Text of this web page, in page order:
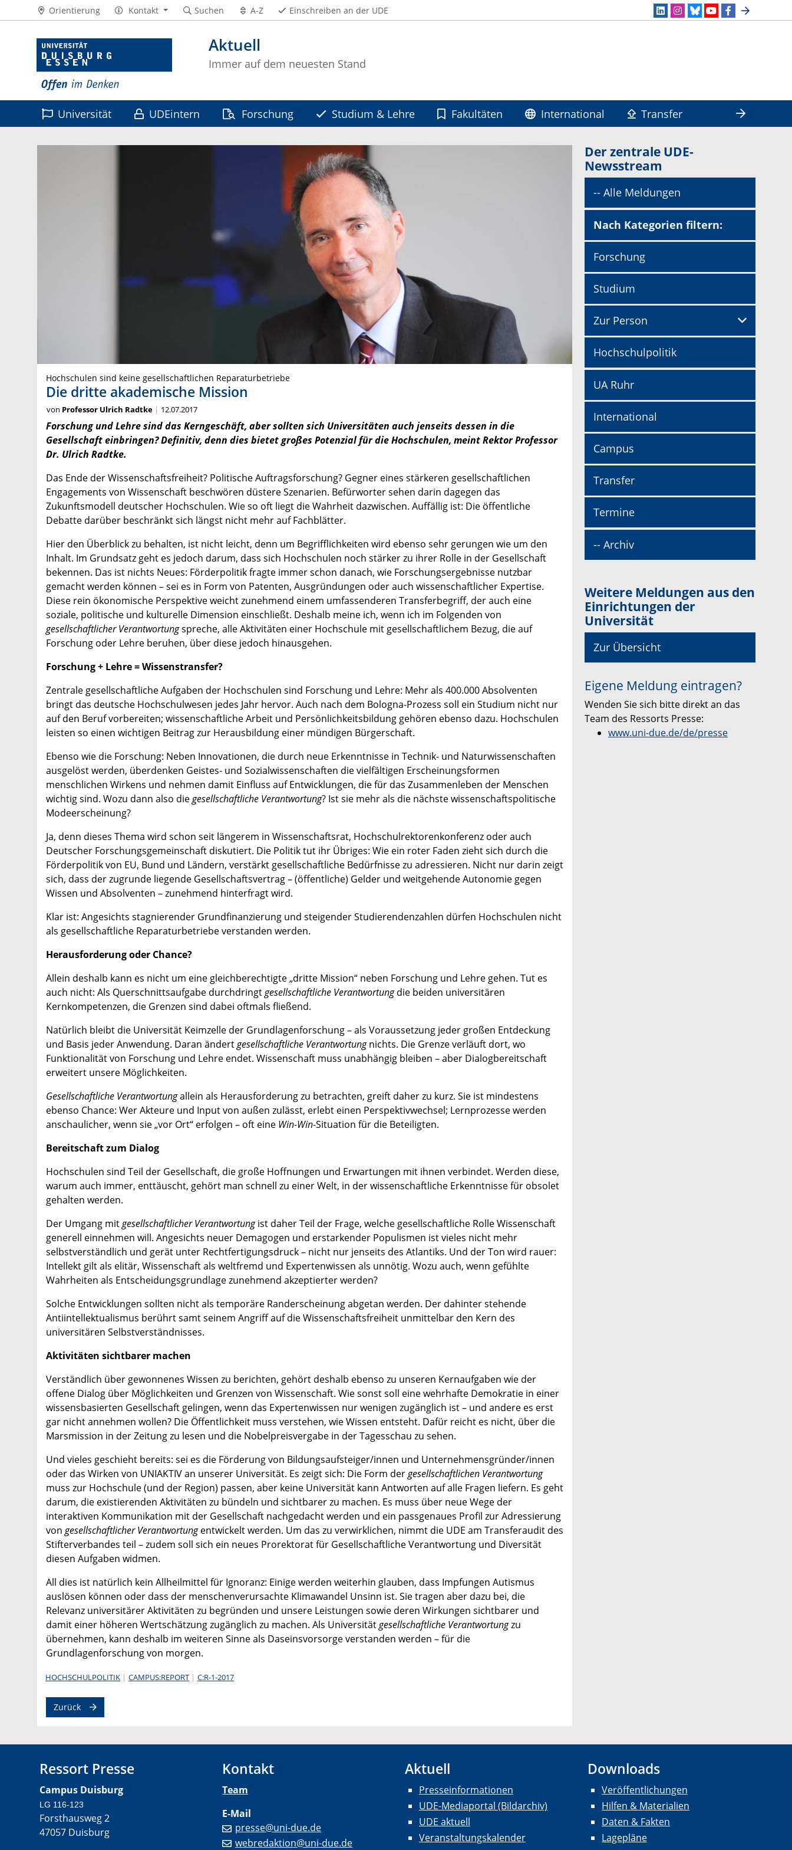
Aktuell
Immer auf dem neuesten Stand
Orientierung Kontakt Suchen A-Z Einschreiben an der UDE
Universität UDEintern Forschung Studium & Lehre Fakultäten International
Transfer
Hochschulen sind keine gesellschaftlichen Reparaturbetriebe
Die dritte akademische Mission
von Professor Ulrich Radtke 12.07.2017
Forschung und Lehre sind das Kerngeschäft, aber sollten sich Universitäten auch jenseits dessen in die
Gesellschaft einbringen? Definitiv, denn dies bietet großes Potenzial für die Hochschulen, meint Rektor Professor
Dr. Ulrich Radtke.
Das Ende der Wissenschaftsfreiheit? Politische Auftragsforschung? Gegner eines stärkeren gesellschaftlichen
Engagements von Wissenschaft beschwören düstere Szenarien. Befürworter sehen darin dagegen das
Zukunftsmodell deutscher Hochschulen. Wie so oft liegt die Wahrheit dazwischen. Auffällig ist: Die öffentliche
Debatte darüber beschränkt sich längst nicht mehr auf Fachblätter.
Hier den Überblick zu behalten, ist nicht leicht, denn um Begrifflichkeiten wird ebenso sehr gerungen wie um den
Inhalt. Im Grundsatz geht es jedoch darum, dass sich Hochschulen noch stärker zu ihrer Rolle in der Gesellschaft
bekennen. Das ist nichts Neues: Förderpolitik fragte immer schon danach, wie Forschungsergebnisse nutzbar
gemacht werden können – sei es in Form von Patenten, Ausgründungen oder auch wissenschaftlicher Expertise.
Diese rein ökonomische Perspektive weicht zunehmend einem umfassenderen Transferbegriff, der auch eine
soziale, politische und kulturelle Dimension einschließt. Deshalb meine ich, wenn ich im Folgenden von
gesellschaftlicher Verantwortungspreche, alle Aktivitäten einer Hochschule mit gesellschaftlichem Bezug, die auf
Forschung oder Lehre beruhen, über diese jedoch hinausgehen.
Forschung + Lehre = Wissenstransfer?
Zentrale gesellschaftliche Aufgaben der Hochschulen sind Forschung und Lehre: Mehr als 400.000 Absolventen
bringt das deutsche Hochschulwesen jedes Jahr hervor. Auch nach dem Bologna-Prozess soll ein Studium nicht nur
auf den Beruf vorbereiten; wissenschaftliche Arbeit und Persönlichkeitsbildung gehören ebenso dazu. Hochschulen
leisten so einen wichtigen Beitrag zur Herausbildung einer mündigen Bürgerschaft.
Ebenso wie die Forschung: Neben Innovationen, die durch neue Erkenntnisse in Technik- und Naturwissenschaften
ausgelöst werden, überdenken Geistes- und Sozialwissenschaften die vielfältigen Erscheinungsformen
menschlichen Wirkens und nehmen damit Einfluss auf Entwicklungen, die für das Zusammenleben der Menschen
wichtig sind. Wozu dann also diegesellschaftliche Verantwortung? Ist sie mehr als die nächste wissenschaftspolitische
Modeerscheinung?
Ja, denn dieses Thema wird schon seit längerem in Wissenschaftsrat, Hochschulrektorenkonferenz oder auch
Deutscher Forschungsgemeinschaft diskutiert. Die Politik tut ihr Übriges: Wie ein roter Faden zieht sich durch die
Förderpolitik von EU, Bund und Ländern, verstärkt gesellschaftliche Bedürfnisse zu adressieren. Nicht nur darin zeigt
sich, dass der zugrunde liegende Gesellschaftsvertrag – (öffentliche) Gelder und weitgehende Autonomie gegen
Wissen und Absolventen – zunehmend hinterfragt wird.
Klar ist: Angesichts stagnierender Grundfinanzierung und steigender Studierendenzahlen dürfen Hochschulen nicht
als gesellschaftliche Reparaturbetriebe verstanden werden.
Herausforderung oder Chance?
Allein deshalb kann es nicht um eine gleichberechtigte „dritte Mission“ neben Forschung und Lehre gehen. Tut es
auch nicht: Als Querschnittsaufgabe durchdringtgesellschaftliche Verantwortungdie beiden universitären
Kernkompetenzen, die Grenzen sind dabei oftmals fließend.
Natürlich bleibt die Universität Keimzelle der Grundlagenforschung – als Voraussetzung jeder großen Entdeckung
und Basis jeder Anwendung. Daran ändertgesellschaftliche Verantwortungnichts. Die Grenze verläuft dort, wo
Funktionalität von Forschung und Lehre endet. Wissenschaft muss unabhängig bleiben – aber Dialogbereitschaft
erweitert unsere Möglichkeiten.
Gesellschaftliche Verantwortungallein als Herausforderung zu betrachten, greift daher zu kurz. Sie ist mindestens
ebenso Chance: Wer Akteure und Input von außen zulässt, erlebt einen Perspektivwechsel; Lernprozesse werden
anschaulicher, wenn sie „vor Ort“ erfolgen – oft eine Win-Win-Situation für die Beteiligten.
Bereitschaft zum Dialog
Hochschulen sind Teil der Gesellschaft, die große Hoffnungen und Erwartungen mit ihnen verbindet. Werden diese,
warum auch immer, enttäuscht, gehört man schnell zu einer Welt, in der wissenschaftliche Erkenntnisse für obsolet
gehalten werden.
Der Umgang mitgesellschaftlicher Verantwortungist daher Teil der Frage, welche gesellschaftliche Rolle Wissenschaft
generell einnehmen will. Angesichts neuer Demagogen und erstarkender Populismen ist vieles nicht mehr
selbstverständlich und gerät unter Rechtfertigungsdruck – nicht nur jenseits des Atlantiks. Und der Ton wird rauer:
Intellekt gilt als elitär, Wissenschaft als weltfremd und Expertenwissen als unnötig. Wozu auch, wenn gefühlte
Wahrheiten als Entscheidungsgrundlage zunehmend akzeptierter werden?
Solche Entwicklungen sollten nicht als temporäre Randerscheinung abgetan werden. Der dahinter stehende
Antiintellektualismus berührt samt seinem Angriff auf die Wissenschaftsfreiheit unmittelbar den Kern des
universitären Selbstverständnisses.
Aktivitäten sichtbarer machen
Verständlich über gewonnenes Wissen zu berichten, gehört deshalb ebenso zu unseren Kernaufgaben wie der
offene Dialog über Möglichkeiten und Grenzen von Wissenschaft. Wie sonst soll eine wehrhafte Demokratie in einer
wissensbasierten Gesellschaft gelingen, wenn das Expertenwissen nur wenigen zugänglich ist – und andere es erst
gar nicht annehmen wollen? Die Öffentlichkeit muss verstehen, wie Wissen entsteht. Dafür reicht es nicht, über die
Marsmission in der Zeitung zu lesen und die Nobelpreisvergabe in der Tagesschau zu sehen.
Und vieles geschieht bereits: sei es die Förderung von Bildungsaufsteiger/innen und Unternehmensgründer/innen
oder das Wirken von UNIAKTIV an unserer Universität. Es zeigt sich: Die Form dergesellschaftlichen Verantwortung
muss zur Hochschule (und der Region) passen, aber keine Universität kann Antworten auf alle Fragen liefern. Es geht
darum, die existierenden Aktivitäten zu bündeln und sichtbarer zu machen. Es muss über neue Wege der
interaktiven Kommunikation mit der Gesellschaft nachgedacht werden und ein passgenaues Profil zur Adressierung
von gesellschaftlicher Verantwortungentwickelt werden. Um das zu verwirklichen, nimmt die UDE am Transferaudit des
Stifterverbandes teil – zudem soll sich ein neues Prorektorat für Gesellschaftliche Verantwortung und Diversität
diesen Aufgaben widmen.
All dies ist natürlich kein Allheilmittel für Ignoranz: Einige werden weiterhin glauben, dass Impfungen Autismus
auslösen können oder dass der menschenverursachte Klimawandel Unsinn ist. Sie tragen aber dazu bei, die
Relevanz universitärer Aktivitäten zu begründen und unsere Leistungen sowie deren Wirkungen sichtbarer und
damit einer höheren Wertschätzung zugänglich zu machen. Als Universitätgesellschaftliche Verantwortungzu
übernehmen, kann deshalb im weiteren Sinne als Daseinsvorsorge verstanden werden – für die
Grundlagenforschung von morgen.
HOCHSCHULPOLITIK CAMPUS:REPORT C:R-1-2017
Zurück
Der zentrale UDE-
Newsstream
-- Alle Meldungen
Nach Kategorien filtern:
Forschung
Studium
Zur Person
Hochschulpolitik
UA Ruhr
International
Campus
Transfer
Termine
-- Archiv
Weitere Meldungen aus den
Einrichtungen der
Universität
Zur Übersicht
Eigene Meldung eintragen?
Wenden Sie sich bitte direkt an das
Team des Ressorts Presse:
www.uni-due.de/de/presse
Ressort Presse
Campus Duisburg
LG 116-123
Forsthausweg 2
47057 Duisburg
Kontakt
Team
E-Mail
presse@uni-due.de
webredaktion@uni-due.de
Aktuell
Presseinformationen
UDE-Mediaportal (Bildarchiv)
UDE aktuell
Veranstaltungskalender
Downloads
Veröffentlichungen
Hilfen & Materialien
Daten & Fakten
Lagepläne